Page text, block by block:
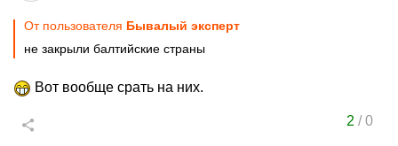
От пользователя Бывалый эксперт
не закрыли балтийские страны
Вот вообще срать на них.
2 /0